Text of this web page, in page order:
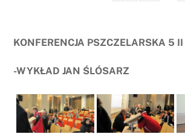
KONFERENCJA PSZCZELARSKA 5 II
-WYKŁAD JAN ŚLÓSARZ